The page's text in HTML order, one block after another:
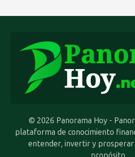
© 2026 Panorama Hoy -
plataforma de conocimiento
entender, invertir y prosperar